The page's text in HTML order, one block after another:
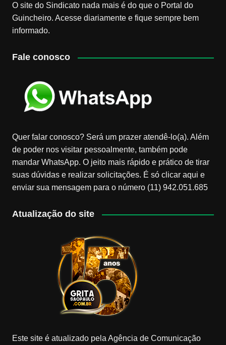
O site do Sindicato nada mais é do que o Portal do
Guincheiro. Acesse diariamente e fique sempre bem
informado.
Fale conosco
Quer falar conosco? Será um prazer atendê-lo(a). Além
de poder nos visitar pessoalmente, também pode
mandar WhatsApp. O jeito mais rápido e prático de tirar
suas dúvidas e realizar solicitações. É só clicar aqui e
enviar sua mensagem para o número (11) 942.051.685
Atualização do site
Este site é atualizado pela Agência de Comunicação